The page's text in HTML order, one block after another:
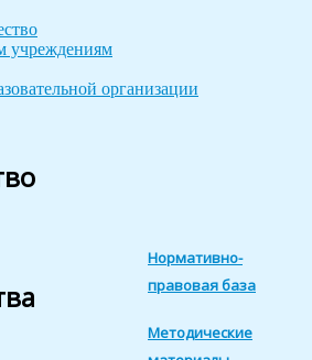
учреждениям
организации
Нормативно-
правовая база
Методические